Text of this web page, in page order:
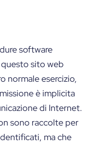
software
sito web
normale esercizio,
è implicita
di Internet.
sono raccolte per
ma che